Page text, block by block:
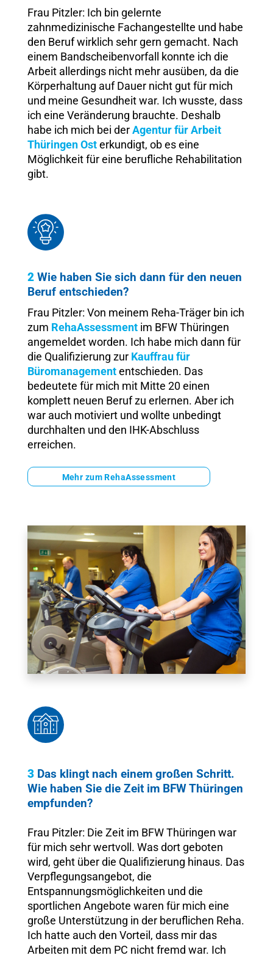
Frau Pitzler: Ich bin gelernte
zahnmedizinische Fachangestellte und habe
den Beruf wirklich sehr gern gemacht. Nach
einem Bandscheibenvorfall konnte ich die
Arbeit allerdings nicht mehr ausüben, da die
Körperhaltung auf Dauer nicht gut für mich
und meine Gesundheit war. Ich wusste, dass
ich eine Veränderung brauchte. Deshalb
habe ich mich bei derAgentur für Arbeit
Thüringen Osterkundigt, ob es eine
Möglichkeit für eine berufliche Rehabilitation
gibt.
2 Wie haben Sie sich dann für den neuen
Beruf entschieden?
Frau Pitzler: Von meinem Reha-Träger bin ich
zum RehaAssessment im BFW Thüringen
angemeldet worden. Ich habe mich dann für
die Qualifizierung zur Kauffrau für
Büromanagemententschieden. Das
bedeutete für mich mit Mitte 20 einen
komplett neuen Beruf zu erlernen. Aber ich
war auch motiviert und wollte unbedingt
durchhalten und den IHK-Abschluss
erreichen.
Mehr zum RehaAssessment
3 Das klingt nach einem großen Schritt.
Wie haben Sie die Zeit im BFW Thüringen
empfunden?
Frau Pitzler: Die Zeit im BFW Thüringen war
für mich sehr wertvoll. Was dort geboten
wird, geht über die Qualifizierung hinaus. Das
Verpflegungsangebot, die
Entspannungsmöglichkeiten und die
sportlichen Angebote waren für mich eine
große Unterstützung in der beruflichen Reha.
Ich hatte auch den Vorteil, dass mir das
Arbeiten mit dem PC nicht fremd war. Ich